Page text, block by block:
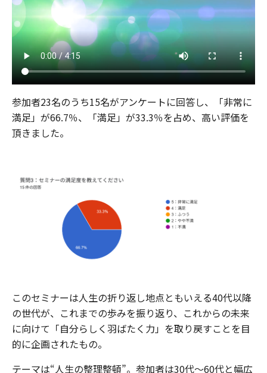
参加者23名のうち15名がアンケートに回答し、「非常に
満足」が66.7％、「満足」が33.3％を占め、高い評価を
頂きました。
このセミナーは人生の折り返し地点ともいえる40代以降
の世代が、これまでの歩みを振り返り、これからの未来
に向けて「自分らしく羽ばたく力」を取り戻すことを目
的に企画されたもの。
テーマは“人生の整理整頓”。参加者は30代～60代と幅広